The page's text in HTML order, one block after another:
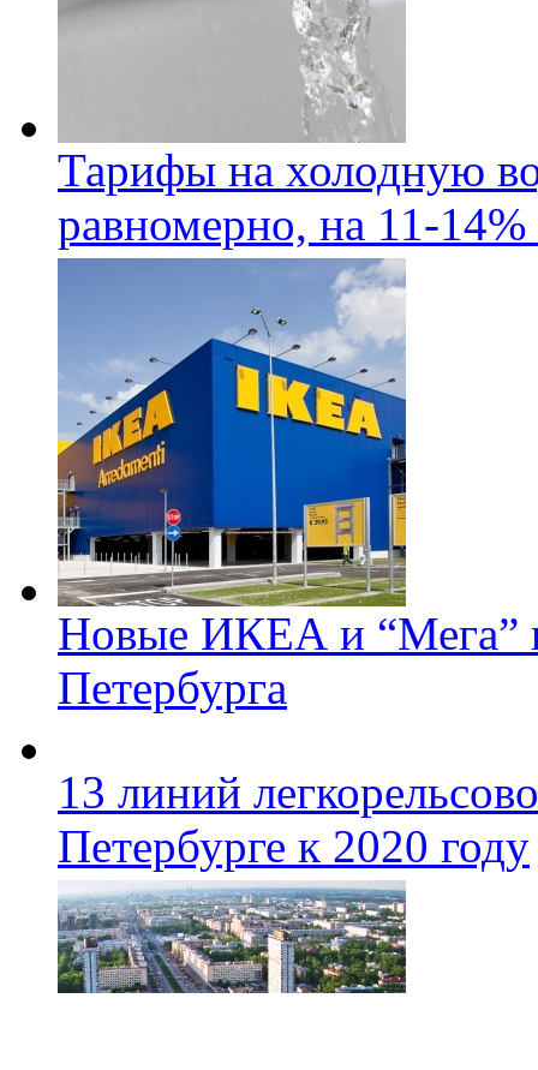
Тарифы на холодную
равномерно, на 11-14%
Новые ИКЕА и “Мега”
Петербурга
13 линий
Петербурге к 2020 году